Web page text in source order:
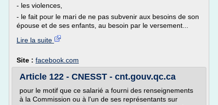
- les violences,
- le fait pour le mari de ne pas subvenir aux besoins de son
épouse et de ses enfants, au besoin par le versement...
Lire la suite
Site : facebook.com
Article 122 - CNESST - cnt.gouv.qc.ca
pour le motif que ce salarié a fourni des renseignements
à la Commission ou à l'un de ses représentants sur